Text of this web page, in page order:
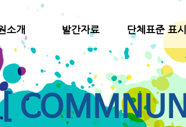
소개 발간자료 단체표준 표